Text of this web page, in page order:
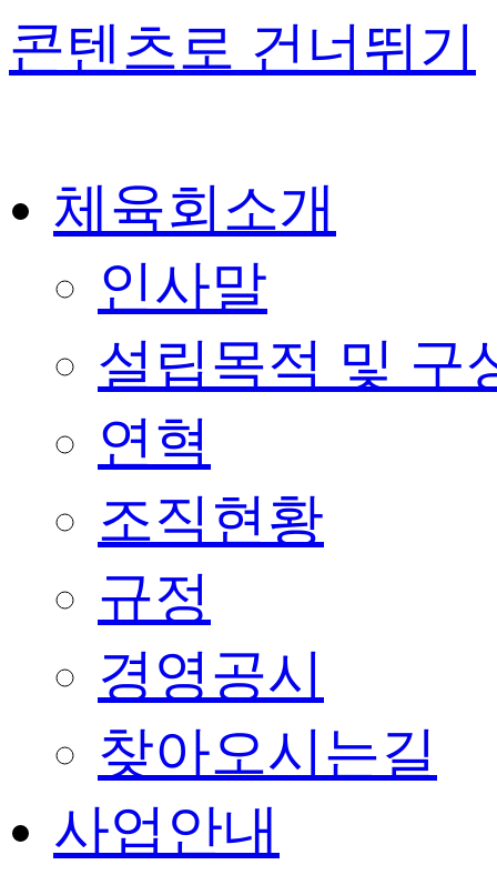
콘텐츠로 건너뛰기
체육회소개
인사말
설립목적 및 구
연혁
조직현황
규정
경영공시
찾아오시는길
사업안내